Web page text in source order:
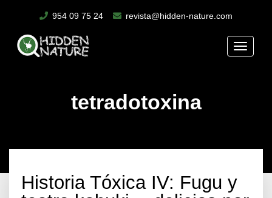
954 09 75 24 revista@hidden-nature.com
Toggle
tetradotoxina
Historia Tóxica IV: Fugu y